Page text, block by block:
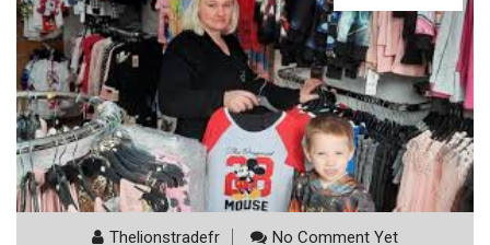
Thelionstradefr No Comment Yet